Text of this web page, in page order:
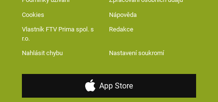
Cookies Nápověda
Vlastník FTV Prima spol. s
r.o.
Redakce
Nahlásit chybu Nastavení soukromí
App Store